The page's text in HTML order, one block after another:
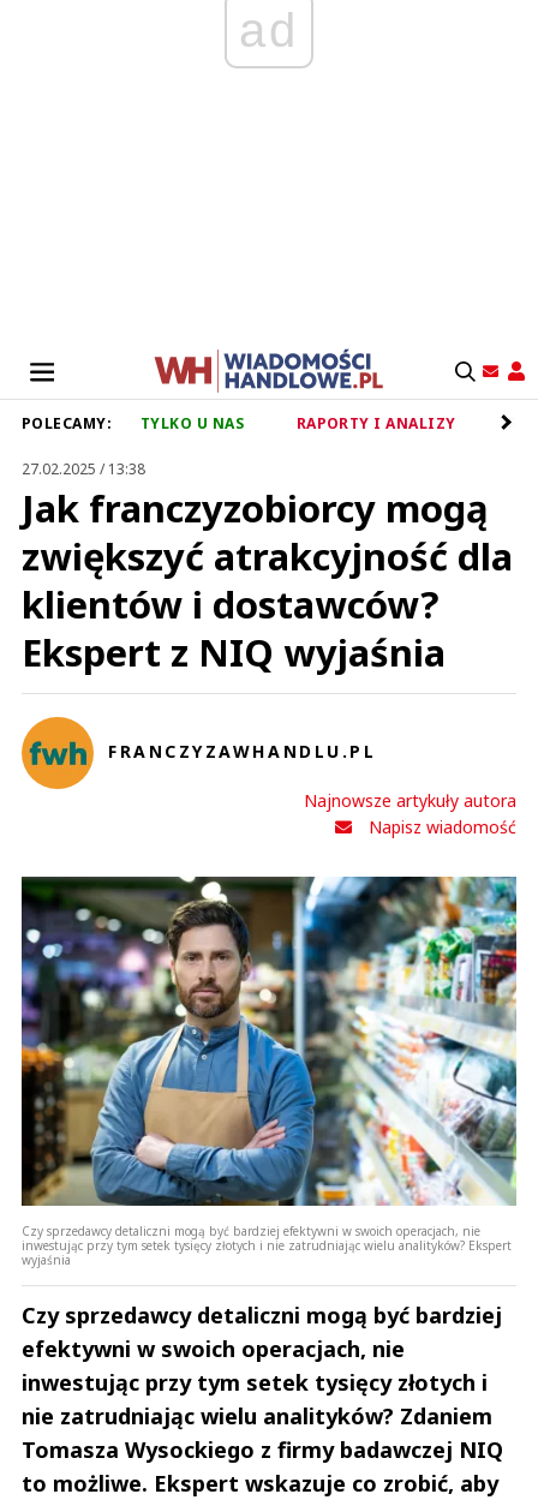
ad
POLECAMY: TYLKO U NAS RAPORTY I ANALIZY
27.02.2025 / 13:38
Jak franczyzobiorcy mogą
zwiększyć atrakcyjność dla
klientów i dostawców?
Ekspert z NIQ wyjaśnia
FRANCZYZAWHANDLU.PL
Najnowsze artykuły autora
Napisz wiadomość
Czy sprzedawcy detaliczni mogą być bardziej efektywni w swoich operacjach, nie
inwestując przy tym setek tysięcy złotych i nie zatrudniając wielu analityków? Ekspert
wyjaśnia
Czy sprzedawcy detaliczni mogą być bardziej
efektywni w swoich operacjach, nie
inwestując przy tym setek tysięcy złotych i
nie zatrudniając wielu analityków? Zdaniem
Tomasza Wysockiego z firmy badawczej NIQ
to możliwe. Ekspert wskazuje co zrobić, aby